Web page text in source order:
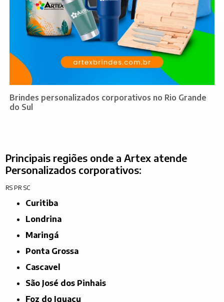
Brindes personalizados corporativos no Rio Grande
do Sul
Principais regiões onde a Artex atende
Personalizados corporativos:
RS PR SC
Curitiba
Londrina
Maringá
Ponta Grossa
Cascavel
São José dos Pinhais
Foz do Iguaçu